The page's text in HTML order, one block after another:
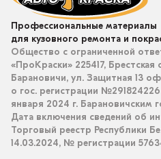
Профессиональные материалы
для кузовного ремонта и
Общество с ограниченной
«ПроКраски» 225417, Брестская
Барановичи, ул. Защитная 13
о гос. регистрации
января 2024 г. Барановичским
Дата включения сведений об
Торговый реестр Республики
14.03.2024, № регистрации